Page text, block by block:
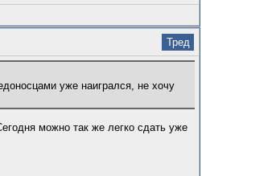
Тред
уже наигрался, не хочу
можно так же легко сдать уже